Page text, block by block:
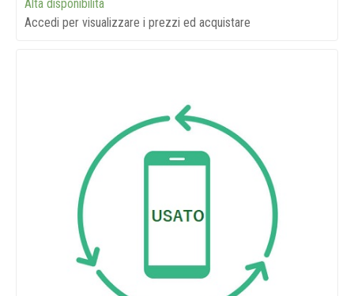
Alta disponibilità
Accedi per visualizzare i prezzi ed acquistare